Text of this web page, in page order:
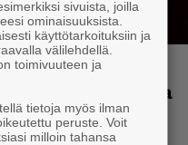
ryydittää
kuvatulla
kusihädässä
sivuista, joilla
ominaisuuksista.
käyttötarkoituksiin ja
välilehdellä.
toimivuuteen ja
tietoja myös ilman
peruste. Voit
milloin tahansa